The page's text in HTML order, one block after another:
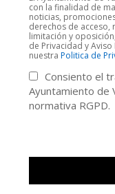
con la finalidad de
noticias,
derechos de
limitación y
de Privacidad y
nuestra Politica de
Consiento el
Ayuntamiento de
normativa RGPD.